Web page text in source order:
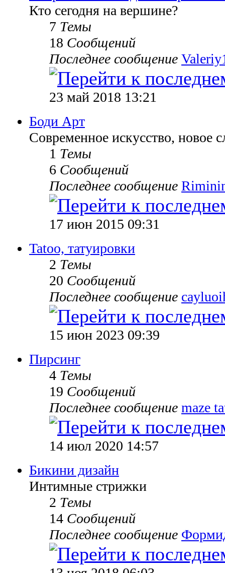
Кто сегодня на вершине?
7 Темы
18 Сообщений
Последнее сообщение
23 май 2018 13:21
Боди Арт
Современное искусство, новое
1 Темы
6 Сообщений
Последнее сообщение
17 июн 2015 09:31
Tatoo, татуировки
2 Темы
20 Сообщений
Последнее сообщение
15 июн 2023 09:39
Пирсинг
4 Темы
19 Сообщений
Последнее сообщение maze
14 июл 2020 14:57
Бикини дизайн
Интимные стрижки
2 Темы
14 Сообщений
Последнее сообщение